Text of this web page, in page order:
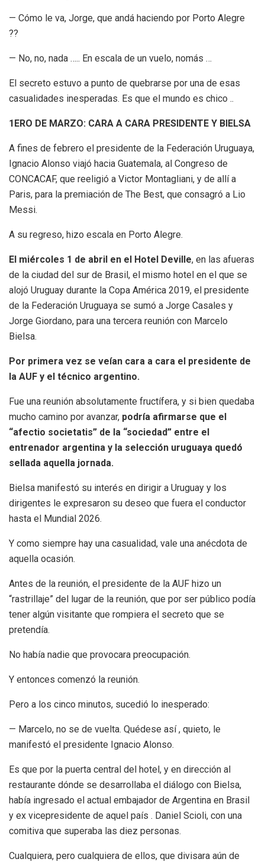
— Cómo le va, Jorge, que andá haciendo por Porto Alegre
??
— No, no, nada ….. En escala de un vuelo, nomás …
El secreto estuvo a punto de quebrarse por una de esas
casualidades inesperadas. Es que el mundo es chico ..
1ERO DE MARZO: CARA A CARA PRESIDENTE Y BIELSA
A fines de febrero el presidente de la Federación Uruguaya,
Ignacio Alonso viajó hacia Guatemala, al Congreso de
CONCACAF, que reeligió a Victor Montagliani, y de allí a
Paris, para la premiación de The Best, que consagró a Lio
Messi.
A su regreso, hizo escala en Porto Alegre.
El miércoles 1 de abril en el Hotel Deville, en las afueras
de la ciudad del sur de Brasil, el mismo hotel en el que se
alojó Uruguay durante la Copa América 2019, el presidente
de la Federación Uruguaya se sumó a Jorge Casales y
Jorge Giordano, para una tercera reunión con Marcelo
Bielsa.
Por primera vez se veían cara a cara el presidente de
la AUF y el técnico argentino.
Fue una reunión absolutamente fructífera, y si bien quedaba
mucho camino por avanzar, podría afirmarse que el
“afectio societatis” de la “sociedad” entre el
entrenador argentina y la selección uruguaya quedó
sellada aquella jornada.
Bielsa manifestó su interés en dirigir a Uruguay y los
dirigentes le expresaron su deseo que fuera el conductor
hasta el Mundial 2026.
Y como siempre hay una casualidad, vale una anécdota de
aquella ocasión.
Antes de la reunión, el presidente de la AUF hizo un
“rastrillaje” del lugar de la reunión, que por ser público podía
tener algún visitante que rompiera el secreto que se
pretendía.
No había nadie que provocara preocupación.
Y entonces comenzó la reunión.
Pero a los cinco minutos, sucedió lo inesperado:
— Marcelo, no se de vuelta. Quédese así , quieto, le
manifestó el presidente Ignacio Alonso.
Es que por la puerta central del hotel, y en dirección al
restaurante dónde se desarrollaba el diálogo con Bielsa,
había ingresado el actual embajador de Argentina en Brasil
y ex vicepresidente de aquel país . Daniel Scioli, con una
comitiva que superaba las diez personas.
Cualquiera, pero cualquiera de ellos, que divisara aún de